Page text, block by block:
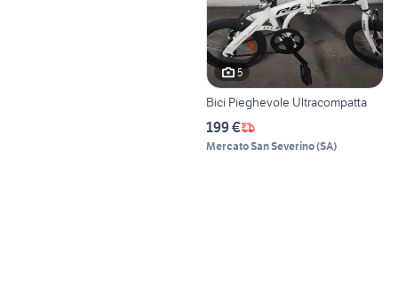
5
Bici Pieghevole Ultracompatta
199 €
Mercato San Severino(SA)